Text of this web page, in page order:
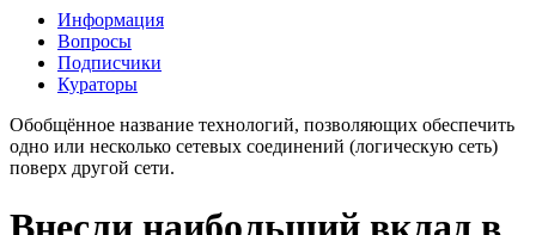
Информация
Вопросы
Подписчики
Кураторы
Обобщённое название технологий, позволяющих обеспечить
одно или несколько сетевых соединений (логическую сеть)
поверх другой сети.
Внесли наибольший вклад в